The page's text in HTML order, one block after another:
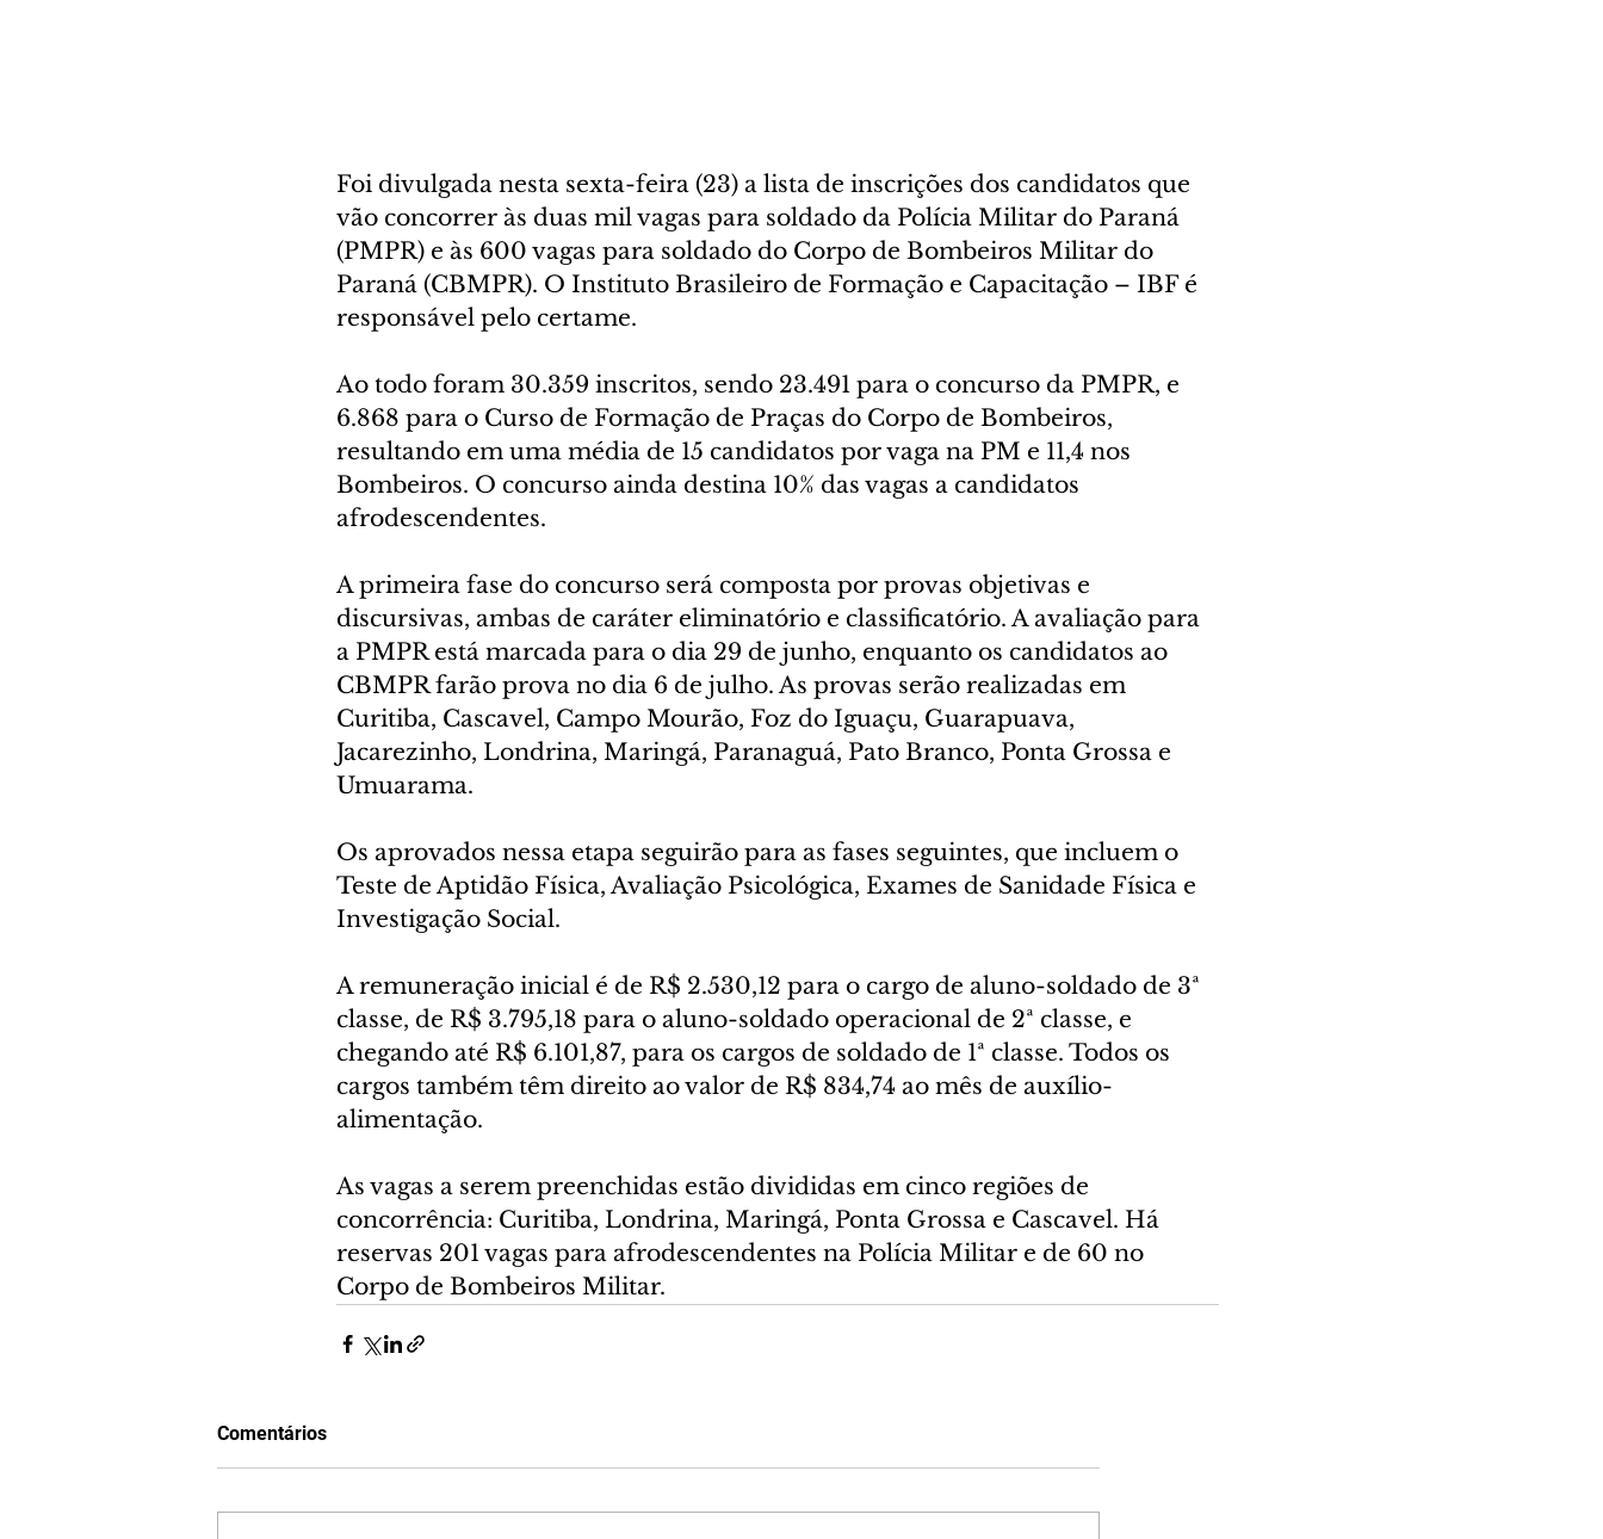
Foi divulgada nesta sexta-feira (23) a lista de inscrições dos candidatos que
vão concorrer às duas mil vagas para soldado da Polícia Militar do Paraná
(PMPR) e às 600 vagas para soldado do Corpo de Bombeiros Militar do
Paraná (CBMPR). O Instituto Brasileiro de Formação e Capacitação – IBF é
responsável pelo certame.
Ao todo foram 30.359 inscritos, sendo 23.491 para o concurso da PMPR, e
6.868 para o Curso de Formação de Praças do Corpo de Bombeiros,
resultando em uma média de 15 candidatos por vaga na PM e 11,4 nos
Bombeiros. O concurso ainda destina 10% das vagas a candidatos
afrodescendentes.
A primeira fase do concurso será composta por provas objetivas e
discursivas, ambas de caráter eliminatório e classificatório. A avaliação para
a PMPR está marcada para o dia 29 de junho, enquanto os candidatos ao
CBMPR farão prova no dia 6 de julho. As provas serão realizadas em
Curitiba, Cascavel, Campo Mourão, Foz do Iguaçu, Guarapuava,
Jacarezinho, Londrina, Maringá, Paranaguá, Pato Branco, Ponta Grossa e
Umuarama.
Os aprovados nessa etapa seguirão para as fases seguintes, que incluem o
Teste de Aptidão Física, Avaliação Psicológica, Exames de Sanidade Física e
Investigação Social.
A remuneração inicial é de R$ 2.530,12 para o cargo de aluno-soldado de 3ª
classe, de R$ 3.795,18 para o aluno-soldado operacional de 2ª classe, e
chegando até R$ 6.101,87, para os cargos de soldado de 1ª classe. Todos os
cargos também têm direito ao valor de R$ 834,74 ao mês de auxílio-
alimentação.
As vagas a serem preenchidas estão divididas em cinco regiões de
concorrência: Curitiba, Londrina, Maringá, Ponta Grossa e Cascavel. Há
reservas 201 vagas para afrodescendentes na Polícia Militar e de 60 no
Corpo de Bombeiros Militar.
Comentários